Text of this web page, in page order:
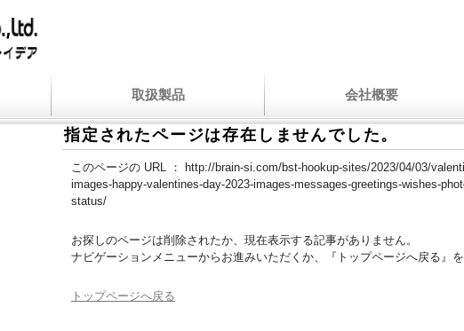
取扱製品 会社概要
指定されたページは存在しませんでした。
このページの URL ：
http://brain-si.com/bst-hookup-sites/2023/04/03/
images-happy-valentines-day-2023-images-messages-greetings-wishes-
status/
お探しのページは削除されたか、現在表示する記事がありません。
ナビゲーションメニューからお進みいただくか、『トップページへ戻る』を
トップページへ戻る